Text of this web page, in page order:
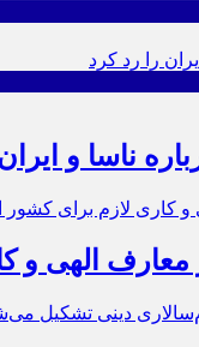
ناسا و
معارف الهی